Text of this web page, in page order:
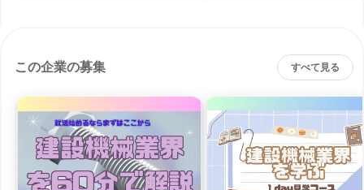
この企業の募集 すべて見る